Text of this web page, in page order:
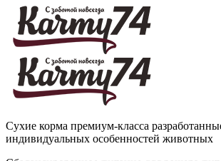
Сухие корма премиум-класса
индивидуальных особенностей животных